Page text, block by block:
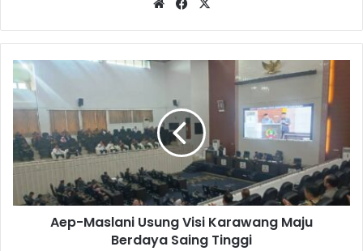
WebsiteFacebook
Aep-
Maslani
Usung
Karawang
Maju
Berdaya
Tinggi
Aep-Maslani Usung Visi Karawang Maju
Berdaya Saing Tinggi